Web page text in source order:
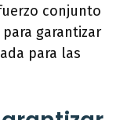
conjunto
garantizar
para las